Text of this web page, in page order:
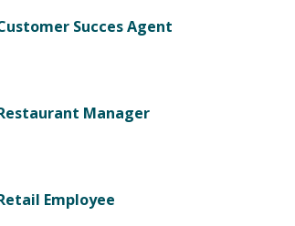
Succes Agent
Manager
Employee